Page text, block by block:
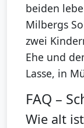
beiden
Milbergs
zwei
Ehe und
Lasse, in
FAQ –
Wie alt